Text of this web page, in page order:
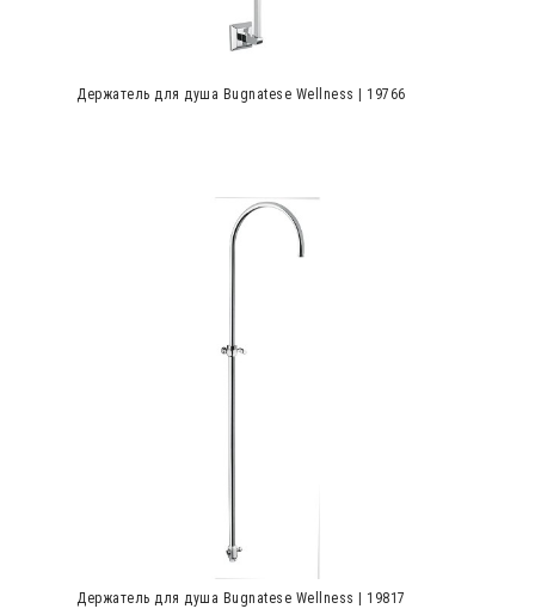
Держатель для душа Bugnatese Wellness | 19766
Держатель для душа Bugnatese Wellness | 19817